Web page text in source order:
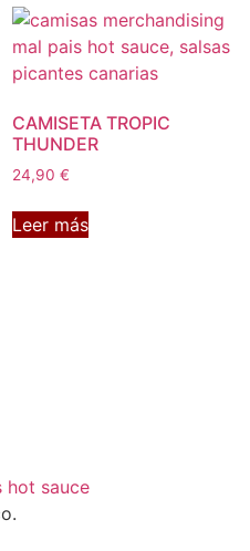
CAMISETA TROPIC
THUNDER
24,90 €
Leer más